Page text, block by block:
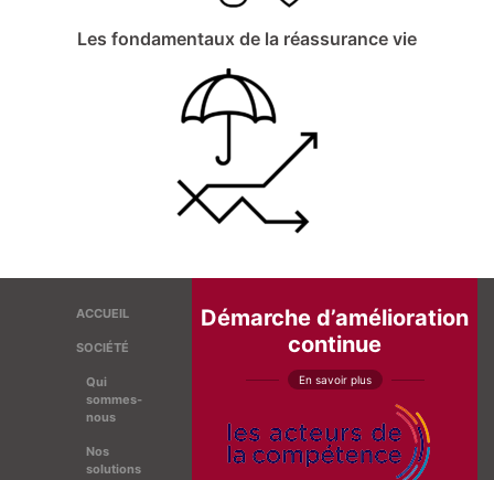
Les fondamentaux de la réassurance vie
ACCUEIL
SOCIÉTÉ
Qui
sommes-
nous
Nos
solutions
Démarche d’amélioration
continue
En savoir plus